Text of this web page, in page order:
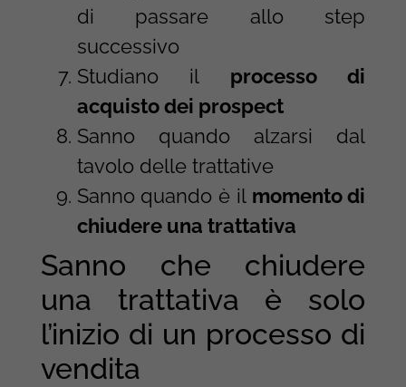
di passare allo step
successivo
Studiano il processo di
acquisto dei prospect
Sanno quando alzarsi dal
tavolo delle trattative
Sanno quando è il momento di
chiudere una trattativa
Sanno che chiudere
una trattativa è solo
l’inizio di un processo di
vendita